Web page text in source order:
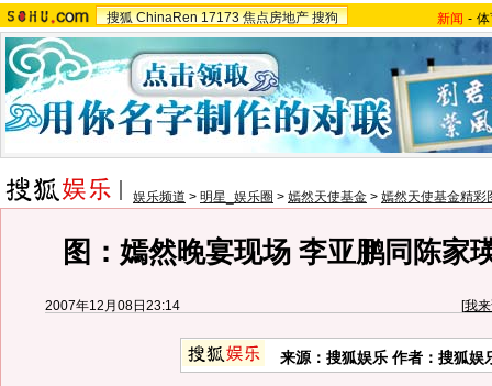
搜狐 ChinaRen 17173 焦点房地产 搜狗 新闻 -
娱乐频道 > 明星_娱乐圈 > 嫣然天使基金 > 嫣然天使基金精彩
图：嫣然晚宴现场 李亚鹏同陈家
2007年12月08日23:14 [我
来源：搜狐娱乐 作者：搜狐娱